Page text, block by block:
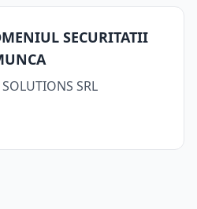
SECURITATII
SRL